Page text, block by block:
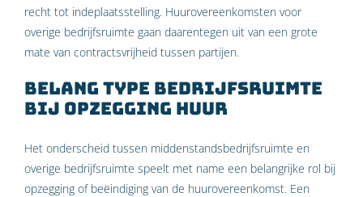
recht tot indeplaatsstelling. Huurovereenkomsten voor
overige bedrijfsruimte gaan daarentegen uit van een grote
mate van contractsvrijheid tussen partijen.
Belang type bedrijfsruimte
bij opzegging huur
Het onderscheid tussen middenstandsbedrijfsruimte en
overige bedrijfsruimte speelt met name een belangrijke rol bij
opzegging of beëindiging van de huurovereenkomst. Een